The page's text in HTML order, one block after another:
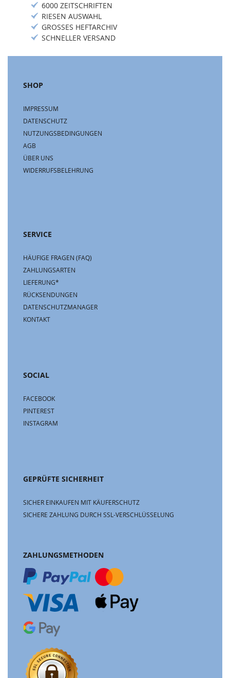
6000 ZEITSCHRIFTEN
RIESEN AUSWAHL
GROSSES HEFTARCHIV
SCHNELLER VERSAND
SHOP
IMPRESSUM
DATENSCHUTZ
NUTZUNGSBEDINGUNGEN
AGB
ÜBER UNS
WIDERRUFSBELEHRUNG
SERVICE
HÄUFIGE FRAGEN (FAQ)
ZAHLUNGSARTEN
LIEFERUNG*
RÜCKSENDUNGEN
DATENSCHUTZMANAGER
KONTAKT
SOCIAL
FACEBOOK
PINTEREST
INSTAGRAM
GEPRÜFTE SICHERHEIT
SICHER EINKAUFEN MIT KÄUFERSCHUTZ
SICHERE ZAHLUNG DURCH SSL-VERSCHLÜSSELUNG
ZAHLUNGSMETHODEN